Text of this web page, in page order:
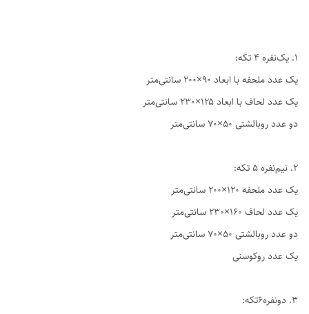
1. یک‌نفره ۴ تکه:
یک عدد ملحفه با ابعاد ۹۰×۲۰۰ سانتی‌متر
یک عدد لحاف با ابعاد ۱۲۵×۲۳۰ سانتی‌متر
دو عدد روبالشتی ۵۰×۷۰ سانتی‌متر
2. نیم‌نفره ۵ تکه:
یک عدد ملحفه ۱۲۰×۲۰۰ سانتی‌متر
یک عدد لحاف ۱۶۰×۲۳۰ سانتی‌متر
دو عدد روبالشتی ۵۰×۷۰ سانتی‌متر
یک عدد روکوسنی
3. دو‌نفره6تکه: